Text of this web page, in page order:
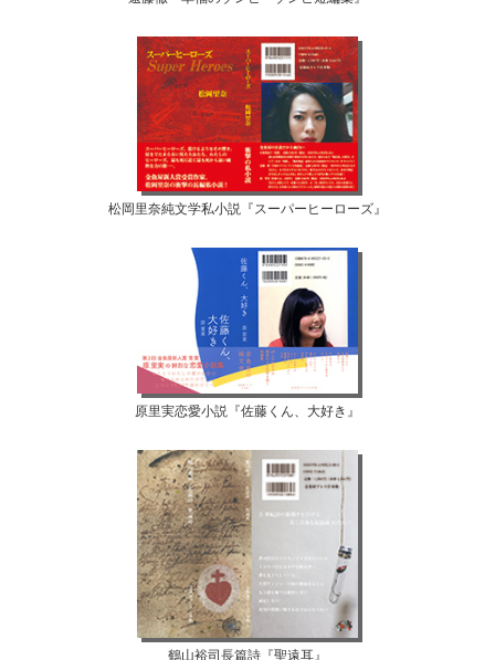
松岡里奈純文学私小説『スーパーヒーローズ』
原里実恋愛小説『佐藤くん、大好き』
鶴山裕司長篇詩『聖遠耳』